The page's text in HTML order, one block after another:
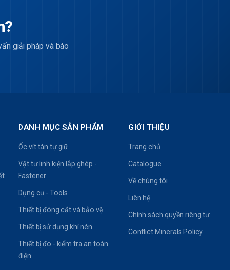
giải pháp và báo
DANH MỤC SẢN PHẨM
Ốc vít tán tự giữ
Vật tư linh kiện lắp ghép -
Fastener
Dụng cụ - Tools
Thiết bị đóng cắt và bảo vệ
Thiết bị sử dụng khí nén
Thiết bị đo - kiểm tra an toàn
điện
GIỚI THIỆU
Trang chủ
Catalogue
Về chúng tôi
Liên hệ
Chính sách quyền riêng tư
Conflict Minerals Policy